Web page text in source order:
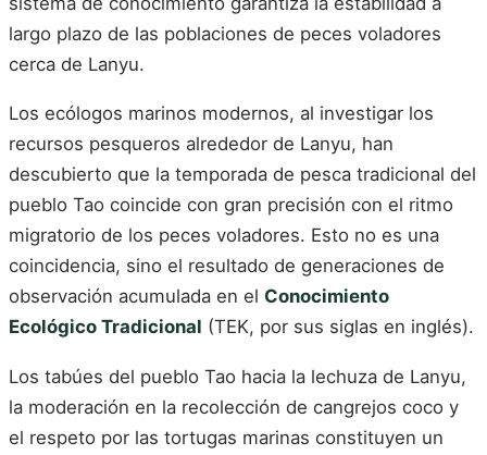
largo plazo de las poblaciones de peces voladores
cerca de Lanyu.
Los ecólogos marinos modernos, al investigar los
recursos pesqueros alrededor de Lanyu, han
descubierto que la temporada de pesca tradicional del
pueblo Tao coincide con gran precisión con el ritmo
migratorio de los peces voladores. Esto no es una
coincidencia, sino el resultado de generaciones de
observación acumulada en el Conocimiento
Ecológico Tradicional (TEK, por sus siglas en inglés).
Los tabúes del pueblo Tao hacia la lechuza de Lanyu,
la moderación en la recolección de cangrejos coco y
el respeto por las tortugas marinas constituyen un